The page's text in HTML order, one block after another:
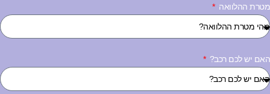
ההלוואה
יש לכם רכב?